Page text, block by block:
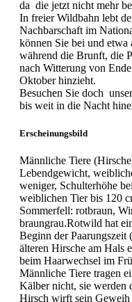
da die jetzt nicht mehr
In freier Wildbahn lebt
Nachbarschaft im
können Sie bei und etwa
während die Brunft, die
nach Witterung von
Oktober hinzieht.
Besuchen Sie doch
bis weit in die Nacht
Erscheinungsbild
Männliche Tiere
Lebendgewicht,
weniger, Schulterhöhe
weiblichen Tier bis 120
Sommerfell: rotbraun,
braungrau.Rotwild hat
Beginn der Paarungszeit
älteren Hirsche am Hals
beim Haarwechsel im
Männliche Tiere tragen
Kälber nicht, sie werden
Hirsch wirft sein